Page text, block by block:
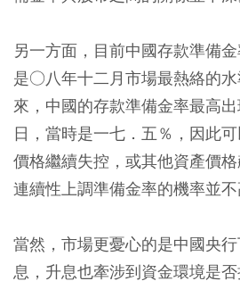
另一方面，目前中國存款準備
是○八年十二月市場最熱絡的
來，中國的存款準備金率最高
日，當時是一七．五％，因此
價格繼續失控，或其他資產價
連續性上調準備金率的機率並不
當然，市場更憂心的是中國央
息，升息也牽涉到資金環境是